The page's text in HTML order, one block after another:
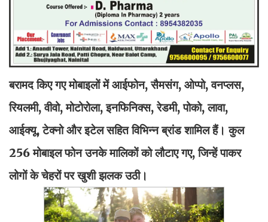
बरामद किए गए मोबाइलों में आईफोन, सैमसंग, ओप्पो, वनप्लस,
रियलमी, वीवो, मोटोरोला, इनफिनिक्स, रेडमी, पोको, लावा,
आईक्यू, टेक्नो और इटेल सहित विभिन्न ब्रांड शामिल हैं। कुल
256 मोबाइल फोन उनके मालिकों को लौटाए गए, जिन्हें पाकर
लोगों के चेहरों पर खुशी झलक उठी।